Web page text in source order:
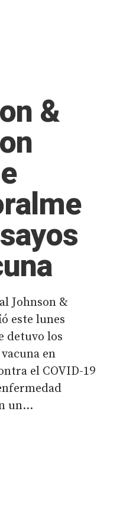
&
Johnson &
este lunes
detuvo los
en
el COVID-19
un...